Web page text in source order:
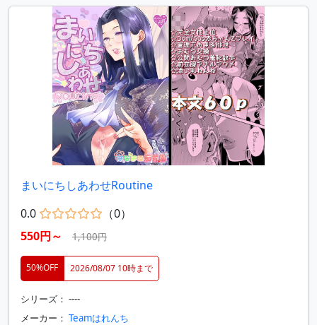
まいにちしあわせRoutine
0.0
（0）
550円～
1,100円
50%OFF 2026/08/07 10時まで
シリーズ： ----
メーカー： Teamはれんち